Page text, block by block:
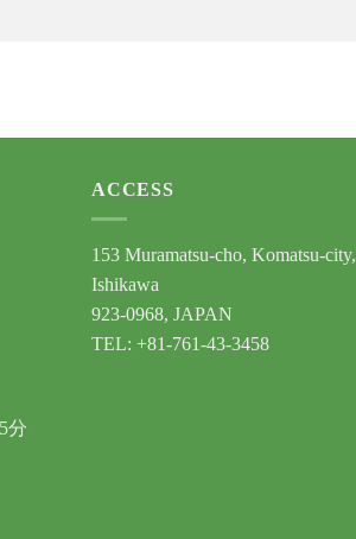
分
ACCESS
153 Muramatsu-cho, Komatsu-city,
Ishikawa
923-0968, JAPAN
TEL: +81-761-43-3458